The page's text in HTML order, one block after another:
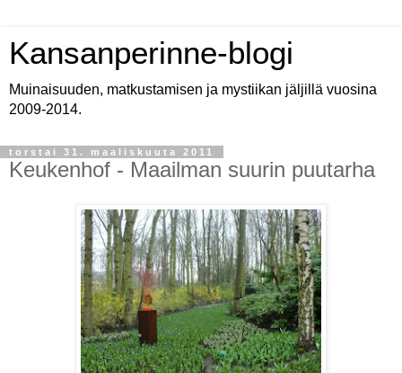
Kansanperinne-blogi
Muinaisuuden, matkustamisen ja mystiikan jäljillä vuosina
2009-2014.
torstai 31. maaliskuuta 2011
Keukenhof - Maailman suurin puutarha